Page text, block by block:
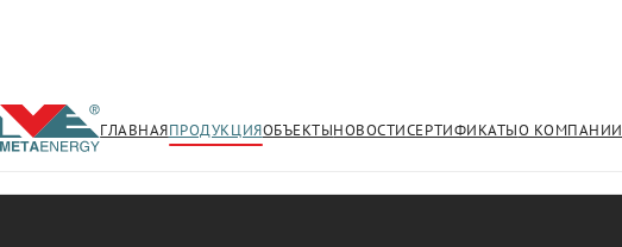
ГЛАВНАЯПРОДУКЦИЯОБЪЕКТЫНОВОСТИСЕРТИФИКАТЫО КОМПАНИИ
← Продукция/ШИНОПРОВОД